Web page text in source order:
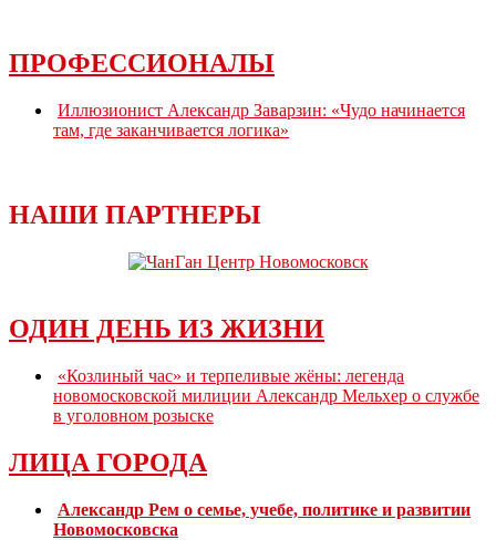
ПРОФЕССИОНАЛЫ
Иллюзионист Александр Заварзин: «Чудо начинается
там, где заканчивается логика»
НАШИ ПАРТНЕРЫ
ОДИН ДЕНЬ ИЗ ЖИЗНИ
«Козлиный час» и терпеливые жёны: легенда
новомосковской милиции Александр Мельхер о службе
в уголовном розыске
ЛИЦА ГОРОДА
Александр Рем о семье, учебе, политике и развитии
Новомосковска